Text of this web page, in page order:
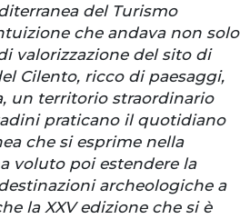
del Turismo
che andava non solo
valorizzazione del sito di
Cilento, ricco di paesaggi,
un territorio straordinario
praticano il quotidiano
che si esprime nella
voluto poi estendere la
archeologiche a
la XXV edizione che si è